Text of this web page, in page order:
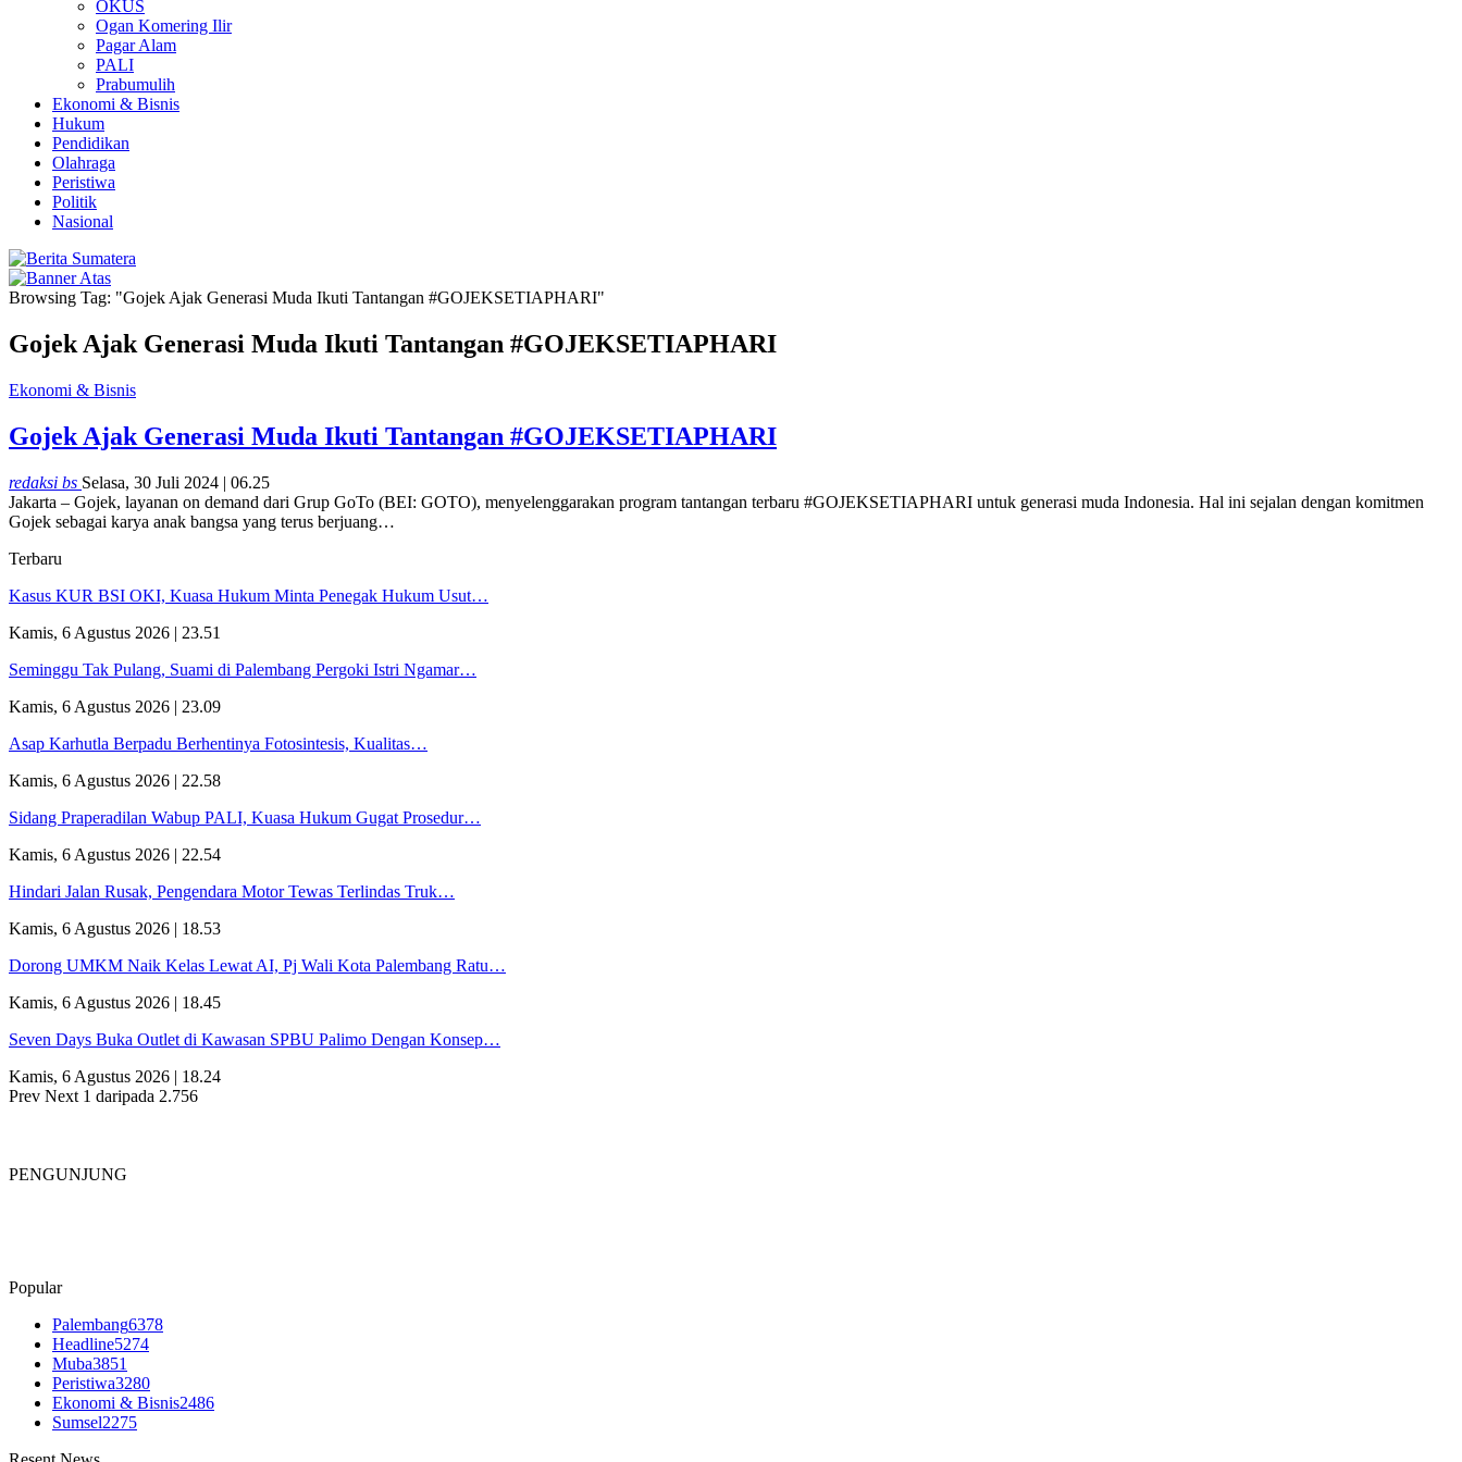
OKUS
Ogan Komering Ilir
Pagar Alam
PALI
Prabumulih
Ekonomi & Bisnis
Hukum
Pendidikan
Olahraga
Peristiwa
Politik
Nasional
Browsing Tag: "Gojek Ajak Generasi Muda Ikuti Tantangan #GOJEKSETIAPHARI"
Gojek Ajak Generasi Muda Ikuti Tantangan #GOJEKSETIAPHARI
Ekonomi & Bisnis
Gojek Ajak Generasi Muda Ikuti Tantangan #GOJEKSETIAPHARI
redaksi bs Selasa, 30 Juli 2024 | 06.25
Jakarta – Gojek, layanan on demand dari Grup GoTo (BEI: GOTO), menyelenggarakan program tantangan terbaru #GOJEKSETIAPHARI untuk generasi muda Indonesia. Hal ini sejalan dengan komitmen
Gojek sebagai karya anak bangsa yang terus berjuang…
Terbaru
Kasus KUR BSI OKI, Kuasa Hukum Minta Penegak Hukum Usut…
Kamis, 6 Agustus 2026 | 23.51
Seminggu Tak Pulang, Suami di Palembang Pergoki Istri Ngamar…
Kamis, 6 Agustus 2026 | 23.09
Asap Karhutla Berpadu Berhentinya Fotosintesis, Kualitas…
Kamis, 6 Agustus 2026 | 22.58
Sidang Praperadilan Wabup PALI, Kuasa Hukum Gugat Prosedur…
Kamis, 6 Agustus 2026 | 22.54
Hindari Jalan Rusak, Pengendara Motor Tewas Terlindas Truk…
Kamis, 6 Agustus 2026 | 18.53
Dorong UMKM Naik Kelas Lewat AI, Pj Wali Kota Palembang Ratu…
Kamis, 6 Agustus 2026 | 18.45
Seven Days Buka Outlet di Kawasan SPBU Palimo Dengan Konsep…
Kamis, 6 Agustus 2026 | 18.24
Prev Next 1 daripada 2.756
PENGUNJUNG
Popular
Palembang6378
Headline5274
Muba3851
Peristiwa3280
Ekonomi & Bisnis2486
Sumsel2275